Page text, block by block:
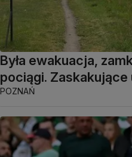
Była ewakuacja,
pociągi. Zaskakujące
POZNAŃ